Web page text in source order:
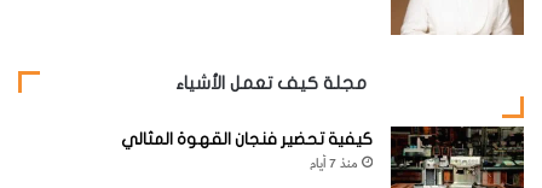
مجلة كيف تعمل الأشياء
كيفية تحضير فنجان القهوة المثالي
منذ 7 أيام